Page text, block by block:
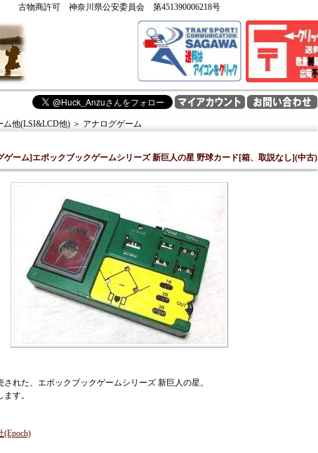
古物商許可 神奈川県公安委員会 第451390006218号
ム他(LSI&LCD他) ＞ アナログゲーム
ゲーム]エポックブックゲームシリーズ 新巨人の星 野球カード[箱、取説なし](中古)
れた、エポックブックゲームシリーズ 新巨人の星。
す。
(Epoch)